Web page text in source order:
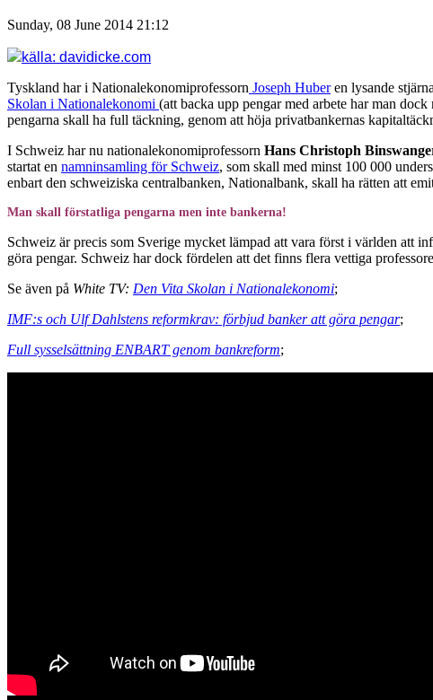
Sunday, 08 June 2014 21:12
källa: davidicke.com
Tyskland har i Nationalekonomiprofessorn Joseph Huberen lysande
Skolan i Nationalekonomi (att backa upp pengar med arbete har man
pengarna skall ha full täckning, genom att höja privatbankernas
I Schweiz har nu nationalekonomiprofessorn Hans Christoph
startat en namninsamling för Schweiz, som skall med minst 100 000
enbart den schweiziska centralbanken, Nationalbank, skall ha rätten att
Man skall förstatliga pengarna men inte bankerna!
Schweiz är precis som Sverige mycket lämpad att vara först i världen att
göra pengar. Schweiz har dock fördelen att det finns flera vettiga
Se även på White TV: Den Vita Skolan i Nationalekonomi;
IMF:s och Ulf Dahlstens reformkrav: förbjud banker att göra pengar;
Full sysselsättning ENBART genom bankreform;